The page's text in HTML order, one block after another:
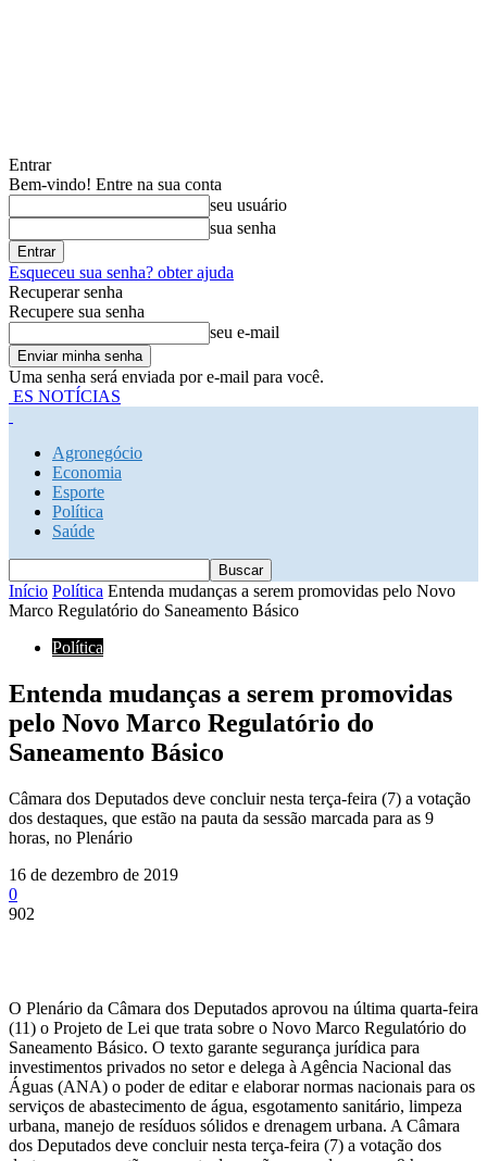
Entrar
Bem-vindo! Entre na sua conta
seu usuário
sua senha
Esqueceu sua senha? obter ajuda
Recuperar senha
Recupere sua senha
seu e-mail
Uma senha será enviada por e-mail para você.
ES NOTÍCIAS
Agronegócio
Economia
Esporte
Política
Saúde
Início Política Entenda mudanças a serem promovidas pelo Novo
Marco Regulatório do Saneamento Básico
Política
Entenda mudanças a serem promovidas
pelo Novo Marco Regulatório do
Saneamento Básico
Câmara dos Deputados deve concluir nesta terça-feira (7) a votação
dos destaques, que estão na pauta da sessão marcada para as 9
horas, no Plenário
16 de dezembro de 2019
0
902
O Plenário da Câmara dos Deputados aprovou na última quarta-feira
(11) o Projeto de Lei que trata sobre o Novo Marco Regulatório do
Saneamento Básico. O texto garante segurança jurídica para
investimentos privados no setor e delega à Agência Nacional das
Águas (ANA) o poder de editar e elaborar normas nacionais para os
serviços de abastecimento de água, esgotamento sanitário, limpeza
urbana, manejo de resíduos sólidos e drenagem urbana. A Câmara
dos Deputados deve concluir nesta terça-feira (7) a votação dos